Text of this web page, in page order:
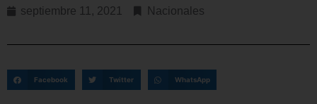
septiembre 11, 2021 Nacionales
Facebook Twitter WhatsApp